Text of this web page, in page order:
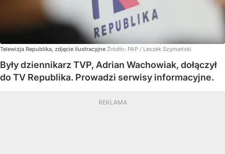
Telewizja Republika, zdjęcie ilustracyjne Źródło: PAP / Leszek Szymański
Były dziennikarz TVP, Adrian Wachowiak, dołączył
do TV Republika. Prowadzi serwisy informacyjne.